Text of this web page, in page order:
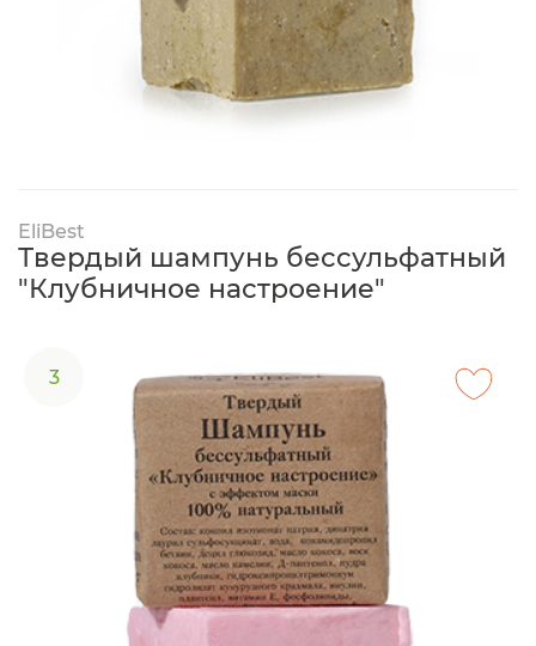
EliBest
Твердый шампунь бессульфатный
"Клубничное настроение"
3